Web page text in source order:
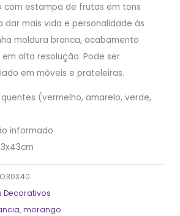
com estampa de frutas em tons
dar mais vida e personalidade às
moldura branca, acabamento
alta resolução. Pode ser
em móveis e prateleiras.
quentes (vermelho, amarelo, verde,
informado
Decorativos
,morango